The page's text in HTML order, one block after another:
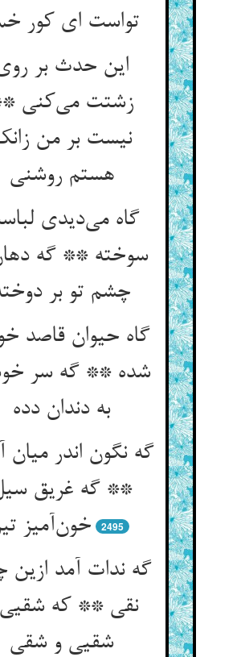
تواست ای کور
این حدث بر
زشتت می‌کنی
نیست بر من
هستم روشنی
گاه می‌دیدی
سوخته ** گه
چشم تو بر
گاه حیوان قاصد
شده ** گه سر
به دندان دده
گه نگون اندر میان
** گه غریق
خون‌آمیز
2495
گه ندات آمد ازین
نقی ** که
شقیی و شقی